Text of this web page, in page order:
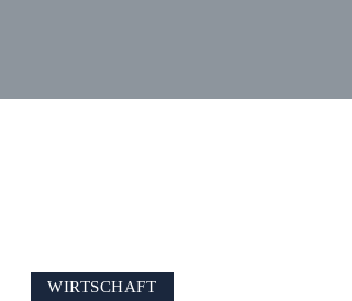
WIRTSCHAFT